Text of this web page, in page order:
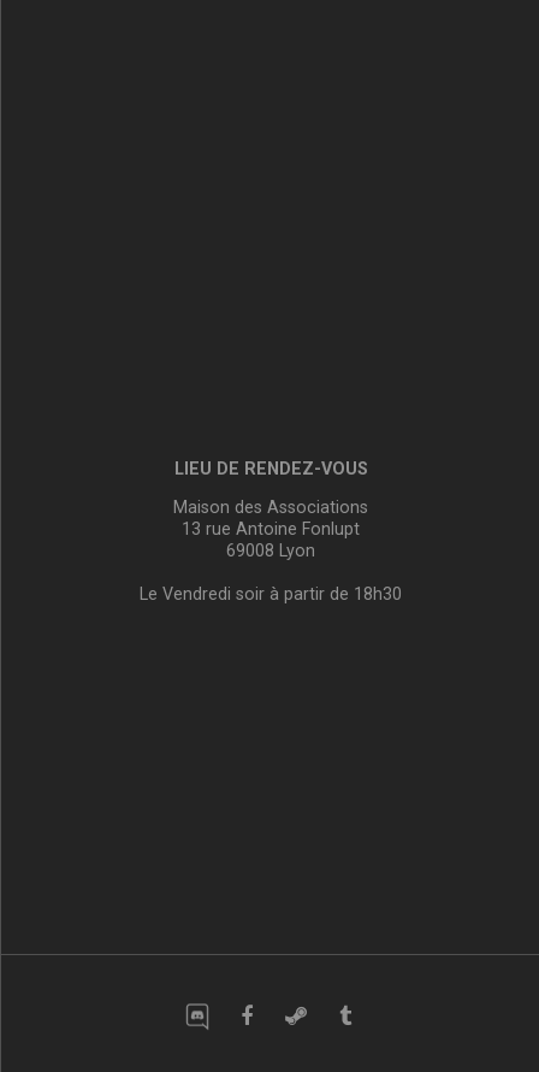
LIEU DE RENDEZ-VOUS
Maison des Associations
13 rue Antoine Fonlupt
69008 Lyon
Le Vendredi soir à partir de 18h30